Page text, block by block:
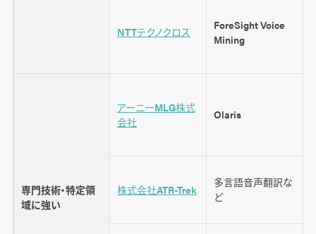
NTTテクノクロス
ForeSight Voice
Mining
専門技術・特定領
域に強い
アーニーMLG株式
会社
Olaris
株式会社ATR-Trek
多言語音声翻訳な
ど